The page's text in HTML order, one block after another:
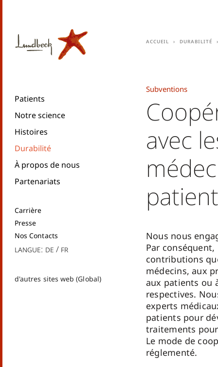
Patients
Notre science
Histoires
Durabilité
À propos de nous
Partenariats
Carrière
Presse
Nos Contacts
Langue: de fr
d'autres sites web (Global)
Accueil Durabilité
Subventions
avec
Nous nous
Par
contributions
médecins, aux
aux patients ou
respectives.
experts
patients pour
traitements
Le mode de
réglementé.